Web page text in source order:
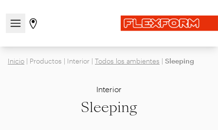
Abre/cierra el menú de navegación
Ir a la página de tiendas
Inicio | Productos | Interior | Todos los ambientes | Sleeping
Interior
Sleeping